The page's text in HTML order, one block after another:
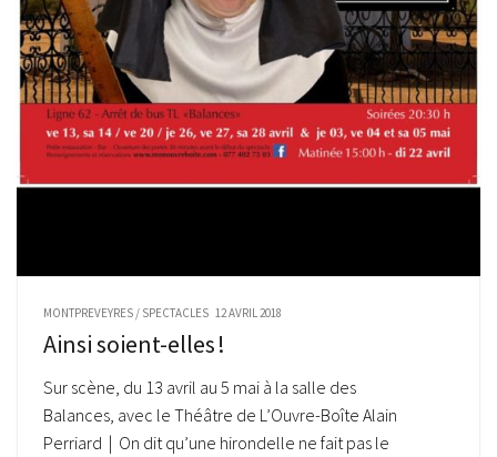
MONTPREVEYRES / SPECTACLES 12 AVRIL 2018
Ainsi soient-elles !
Sur scène, du 13 avril au 5 mai à la salle des
Balances, avec le Théâtre de L’Ouvre-Boîte Alain
Perriard | On dit qu’une hirondelle ne fait pas le